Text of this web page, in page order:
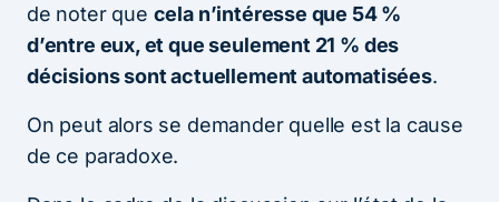
de noter que cela n’intéresse que 54 %
d’entre eux, et que seulement 21 % des
décisions sont actuellement automatisées.
On peut alors se demander quelle est la cause
de ce paradoxe.